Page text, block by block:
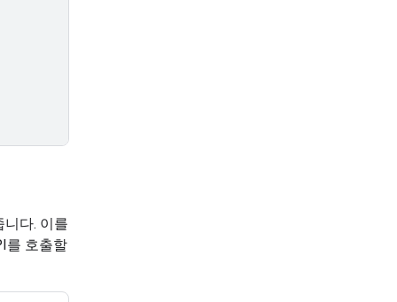
다. 이를
를 호출할